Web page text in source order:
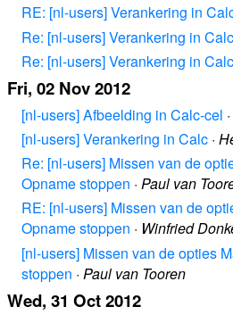
RE: [nl-users] Verankering in
Re: [nl-users] Verankering in Calc
Re: [nl-users] Verankering in Calc
Fri, 02 Nov 2012
[nl-users] Afbeelding in Calc-cel ·
[nl-users] Verankering in Calc ·
Re: [nl-users] Missen van de
Opname stoppen · Paul van
RE: [nl-users] Missen van de
Opname stoppen · Winfried
[nl-users] Missen van de opties
stoppen · Paul van Tooren
Wed, 31 Oct 2012